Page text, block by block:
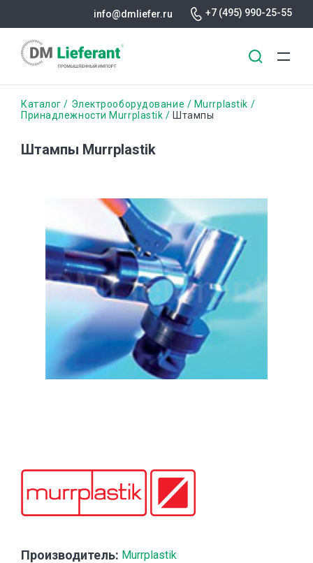
содержанию
info@dmliefer.ru +7 (495) 990-25-55
Строка
Каталог Электрооборудование
Murrplastik
Принадлежности Murrplastik
Штампы
Штампы Murrplastik
Производитель: Murrplastik